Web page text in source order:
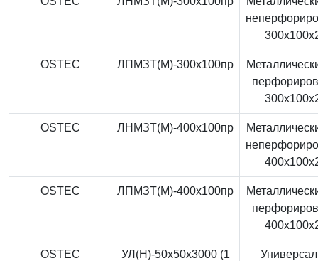
OSTEC ЛПМЗТ(М)-300x100пр
OSTEC ЛНМЗТ(М)-400x100пр
OSTEC ЛПМЗТ(М)-400x100пр
OSTEC
УЛ(Н)-50x50x3000 (1